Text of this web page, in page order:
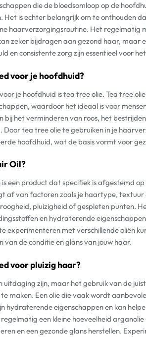
die de bloedsomloop op de
Het is echter belangrijk om te onthouden
haarverzorgingsroutine. Het regelmatig
zeker bijdragen aan gezond haar, maar
en consistente zorg zijn essentieel voor
voor je hoofdhuid?
je hoofdhuid is tea tree olie. Tea tree
waardoor het ideaal is voor
bij het verminderen van roos, het
Door tea tree olie te gebruiken in je
hoofdhuid, wat de basis vormt voor
Oil?
is een product dat specifiek is afgestemd
af van factoren zoals je haartype, textuur
pluizigheid of gespleten punten.
en hydraterende
experimenteren met verschillende oliën
de conditie en glans van jouw haar.
voor pluizig haar?
uitdaging zijn, maar het gebruik van de
maken. Een olie die vaak wordt
hydraterende eigenschappen en kan
een kleine hoeveelheid
en een gezonde glans herstellen.